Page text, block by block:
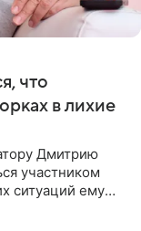
что
в лихие
Дмитрию
участником
ситуаций ему